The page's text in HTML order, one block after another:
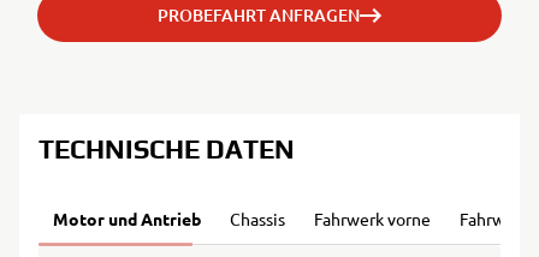
PROBEFAHRT ANFRAGEN
TECHNISCHE DATEN
Motor und Antrieb Chassis Fahrwerk vorne Fahrwerk